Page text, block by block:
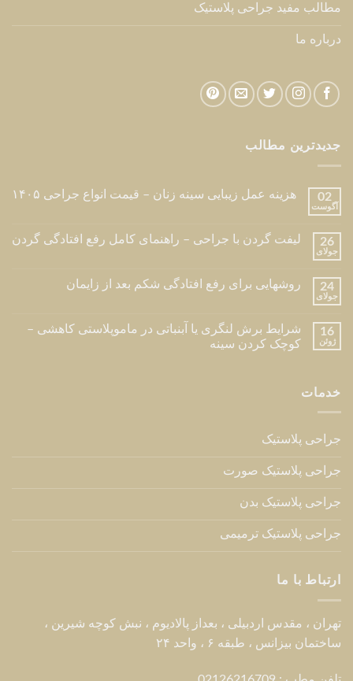
مطالب مفید جراحی پلاستیک
درباره ما
جدیدترین مطالب
02
آگوست
هزینه عمل زیبایی سینه زنان – قیمت انواع جراحی ۱۴۰۵
26
جولای
لیفت گردن با جراحی – راهنمای کامل رفع افتادگی گردن
24
جولای
روشهایی برای رفع افتادگی شکم بعد از زایمان
16
ژوئن
شرایط برش لنگری یا آبنباتی در ماموپلاستی کاهشی –
کوچک کردن سینه
خدمات
جراحی پلاستیک
جراحی پلاستیک صورت
جراحی پلاستیک بدن
جراحی پلاستیک ترمیمی
ارتباط با ما
تهران ، مقدس اردبیلی ، بعداز پالادیوم ، نبش کوچه شیرین ،
ساختمان بیزانس ، طبقه ۶ ، واحد ۲۴